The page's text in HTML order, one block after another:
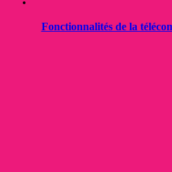
Fonctionnalités de la